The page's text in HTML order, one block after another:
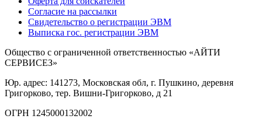
Согласие на рассылки
Свидетельство о регистрации ЭВМ
Выписка гос. регистрации ЭВМ
Общество с ограниченной ответственностью «АЙТИ
СЕРВИСЕЗ»
Юр. адрес: 141273, Московская обл, г. Пушкино, деревня
Григорково, тер. Вишни-Григорково, д 21
ОГРН 1245000132002